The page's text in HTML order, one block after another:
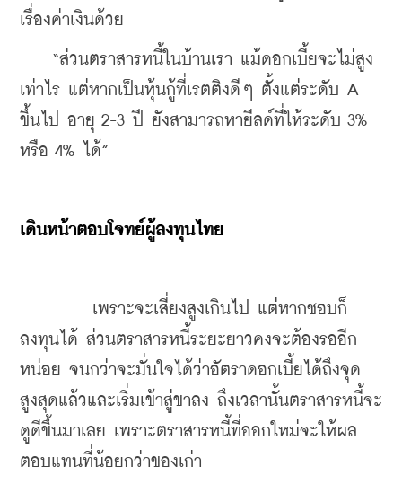
เรื่องค่าเงินด้วย
“ส่วนตราสารหนี้ในบ้านเรา แม้ดอกเบี้ยจะไม่สูง
เท่าไร แต่หากเป็นหุ้นกู้ที่เรตติงดีๆ ตั้งแต่ระดับ A
ขึ้นไป อายุ 2-3 ปี ยังสามารถหายีลด์ที่ให้ระดับ 3%
หรือ 4% ได้”
เดินหน้าตอบโจทย์ผู้ลงทุนไทย
เพราะจะเสี่ยงสูงเกินไป แต่หากชอบก็
ลงทุนได้ ส่วนตราสารหนี้ระยะยาวคงจะต้องรออีก
หน่อย จนกว่าจะมั่นใจได้ว่าอัตราดอกเบี้ยได้ถึงจุด
สูงสุดแล้วและเริ่มเข้าสู่ขาลง ถึงเวลานั้นตราสารหนี้จะ
ดูดีขึ้นมาเลย เพราะตราสารหนี้ที่ออกใหม่จะให้ผล
ตอบแทนที่น้อยกว่าของเก่า